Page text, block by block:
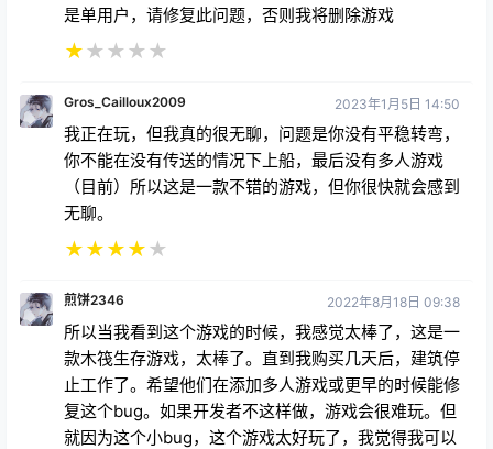
是单用户，请修复此问题，否则我将删除游戏
★★ ★ ★ ★
Gros_Cailloux2009 2023年1月5日 14:50
我正在玩，但我真的很无聊，问题是你没有平稳转弯，
你不能在没有传送的情况下上船，最后没有多人游戏
（目前）所以这是一款不错的游戏，但你很快就会感到
无聊。
★★★★★
煎饼2346 2022年8月18日 09:38
所以当我看到这个游戏的时候，我感觉太棒了，这是一
款木筏生存游戏，太棒了。直到我购买几天后，建筑停
止工作了。希望他们在添加多人游戏或更早的时候能修
复这个bug。如果开发者不这样做，游戏会很难玩。但
就因为这个小bug，这个游戏太好玩了，我觉得我可以